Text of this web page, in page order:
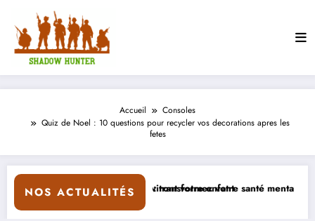
contenu
Accueil
Consoles
Quiz de Noel : 10 questions pour recycler vos decorations apres les
fetes
NOS ACTUALITÉS
votre enfant
: transformez votre santé mentale avec un Modèle Pokémon
Comment Connaître